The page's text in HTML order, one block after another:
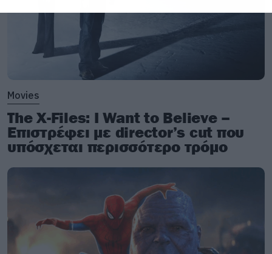
Movies
The X-Files: I Want to Believe –
Επιστρέφει με director’s cut που
υπόσχεται περισσότερο τρόμο